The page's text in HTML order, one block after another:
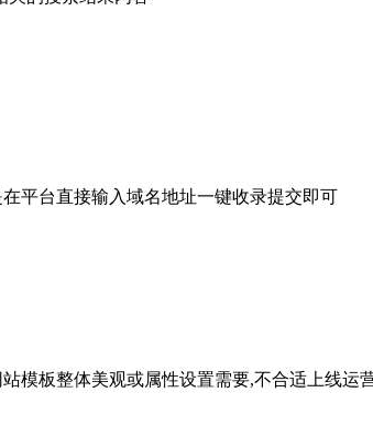
平台直接输入域名地址一键收录提交即可
模板整体美观或属性设置需要,不合适上线运